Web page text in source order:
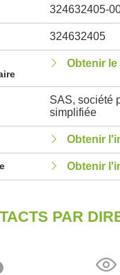
324632405-
324632405
Obtenir
SAS, société
simplifiée
Obtenir
Obtenir
PAR